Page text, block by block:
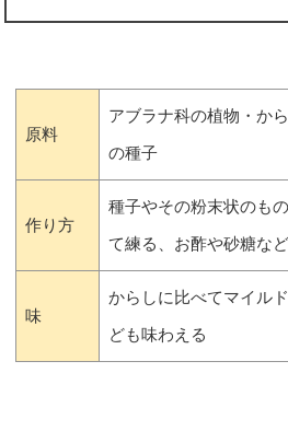
原料
アブラナ科の植物・か
の種子
作り方
種子やその粉末状のも
て練る、お酢や砂糖な
味
からしに比べてマイル
ども味わえる